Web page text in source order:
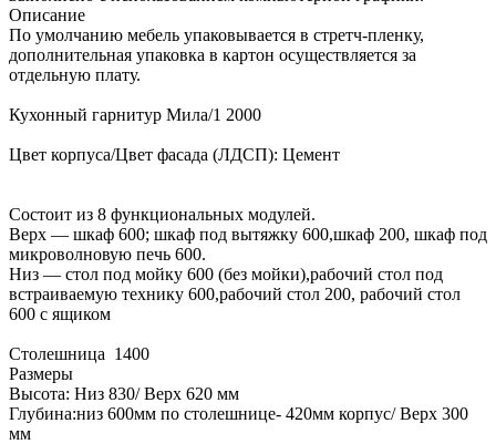
Описание
По умолчанию мебель упаковывается в стретч-пленку,
дополнительная упаковка в картон осуществляется за
отдельную плату.
Кухонный гарнитур Мила/1 2000
Цвет корпуса/Цвет фасада (ЛДСП): Цемент
Состоит из 8 функциональных модулей.
Верх — шкаф 600; шкаф под вытяжку 600,шкаф 200, шкаф под
микроволновую печь 600.
Низ — стол под мойку 600 (без мойки),рабочий стол под
встраиваемую технику 600,рабочий стол 200, рабочий стол
600 с ящиком
Столешница 1400
Размеры
Высота: Низ 830/ Верх 620 мм
Глубина:низ 600мм по столешнице- 420мм корпус/ Верх 300
мм